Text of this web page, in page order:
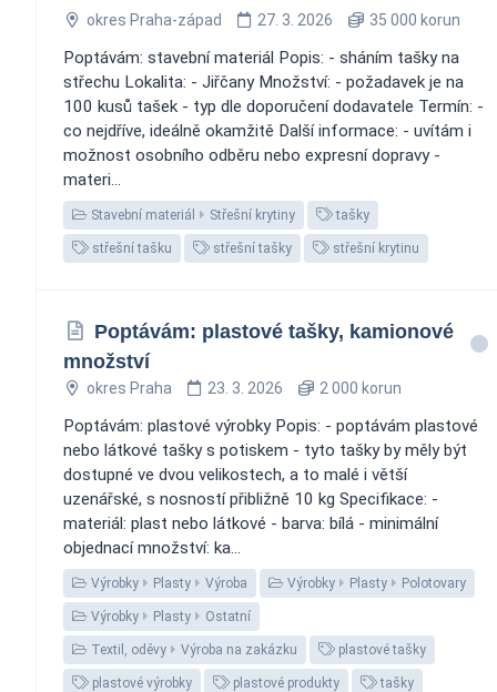
okres Praha-západ 27. 3. 2026 35 000 korun
Poptávám: stavební materiál Popis: - sháním tašky na
střechu Lokalita: - Jiřčany Množství: - požadavek je na
100 kusů tašek - typ dle doporučení dodavatele Termín: -
co nejdříve, ideálně okamžitě Další informace: - uvítám i
možnost osobního odběru nebo expresní dopravy -
materi...
Stavební materiál Střešní krytiny tašky
střešní tašku střešní tašky střešní krytinu
Poptávám: plastové tašky, kamionové
množství
okres Praha 23. 3. 2026 2 000 korun
Poptávám: plastové výrobky Popis: - poptávám plastové
nebo látkové tašky s potiskem - tyto tašky by měly být
dostupné ve dvou velikostech, a to malé i větší
uzenářské, s nosností přibližně 10 kg Specifikace: -
materiál: plast nebo látkové - barva: bílá - minimální
objednací množství: ka...
Výrobky Plasty Výroba Výrobky Plasty Polotovary
Výrobky Plasty Ostatní
Textil, oděvy Výroba na zakázku plastové tašky
plastové výrobky plastové produkty tašky